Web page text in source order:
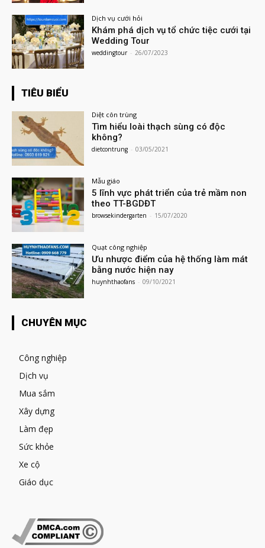
Dịch vụ cưới hỏi
Khám phá dịch vụ tổ chức tiệc cưới tại
Wedding Tour
weddingtour - 26/07/2023
TIÊU BIỂU
Diệt côn trùng
Tìm hiểu loài thạch sùng có độc
không?
dietcontrung - 03/05/2021
Mẫu giáo
5 lĩnh vực phát triển của trẻ mầm non
theo TT-BGDĐT
browsekindergarten - 15/07/2020
Quạt công nghiệp
Ưu nhược điểm của hệ thống làm mát
bằng nước hiện nay
huynhthaofans - 09/10/2021
CHUYÊN MỤC
Công nghiệp
Dịch vụ
Mua sắm
Xây dựng
Làm đẹp
Sức khỏe
Xe cộ
Giáo dục